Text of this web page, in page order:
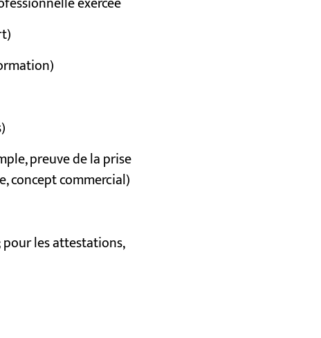
preuve de la prise
concept commercial)
les attestations,